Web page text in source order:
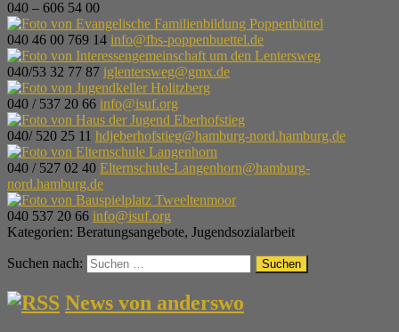
040 – 606 54 00
040 46 00 769 14 info@fbs-poppenbuettel.de
040/53 32 77 87 iglentersweg@gmx.de
040 / 537 20 66 info@isuf.org
040/ 520 25 11 hdjeberhofstieg@hamburg-nord.hamburg.de
040 / 527 02 40 Elternschule-Langenhorn@hamburg-
nord.hamburg.de
040 537 20 66 info@isuf.org
Kategorien: Beratungsangebote, Jugendsozialarbeit
Suchen nach:
News von anderswo